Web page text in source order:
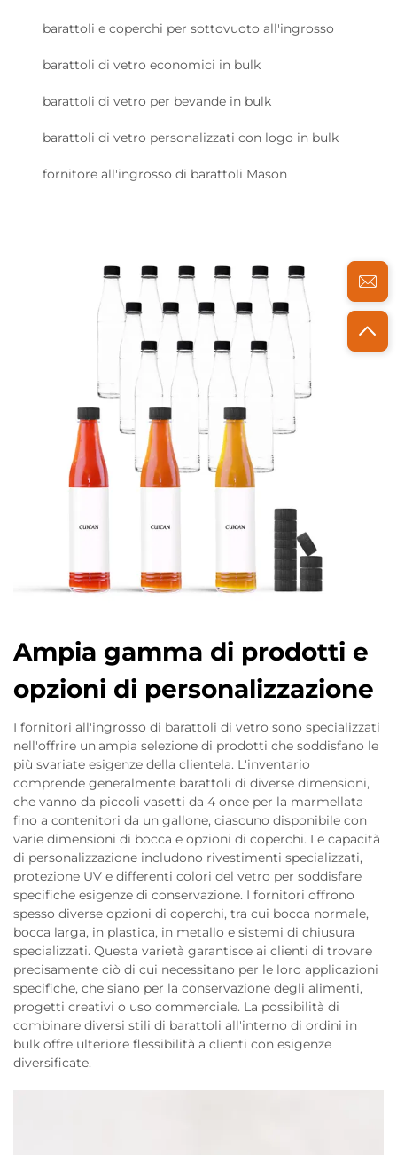
barattoli e coperchi per sottovuoto all'ingrosso
barattoli di vetro economici in bulk
barattoli di vetro per bevande in bulk
barattoli di vetro personalizzati con logo in bulk
fornitore all'ingrosso di barattoli Mason
Ampia gamma di prodotti e
opzioni di personalizzazione
I fornitori all'ingrosso di barattoli di vetro sono specializzati
nell'offrire un'ampia selezione di prodotti che soddisfano le
più svariate esigenze della clientela. L'inventario
comprende generalmente barattoli di diverse dimensioni,
che vanno da piccoli vasetti da 4 once per la marmellata
fino a contenitori da un gallone, ciascuno disponibile con
varie dimensioni di bocca e opzioni di coperchi. Le capacità
di personalizzazione includono rivestimenti specializzati,
protezione UV e differenti colori del vetro per soddisfare
specifiche esigenze di conservazione. I fornitori offrono
spesso diverse opzioni di coperchi, tra cui bocca normale,
bocca larga, in plastica, in metallo e sistemi di chiusura
specializzati. Questa varietà garantisce ai clienti di trovare
precisamente ciò di cui necessitano per le loro applicazioni
specifiche, che siano per la conservazione degli alimenti,
progetti creativi o uso commerciale. La possibilità di
combinare diversi stili di barattoli all'interno di ordini in
bulk offre ulteriore flessibilità a clienti con esigenze
diversificate.